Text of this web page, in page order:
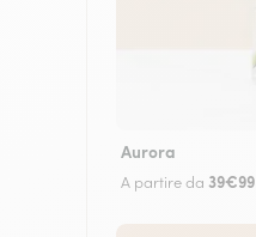
Aurora
A partire da 39€99